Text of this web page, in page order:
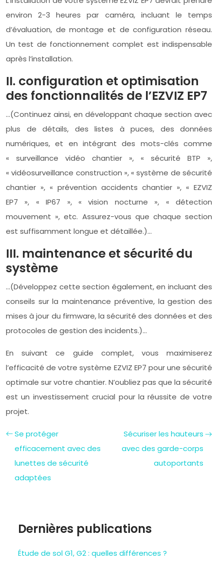
environ 2-3 heures par caméra, incluant le temps
d’évaluation, de montage et de configuration réseau.
Un test de fonctionnement complet est indispensable
après l’installation.
II. configuration et optimisation
des fonctionnalités de l’EZVIZ EP7
…(Continuez ainsi, en développant chaque section avec
plus de détails, des listes à puces, des données
numériques, et en intégrant des mots-clés comme
« surveillance vidéo chantier », « sécurité BTP »,
« vidéosurveillance construction », « système de sécurité
chantier », « prévention accidents chantier », « EZVIZ
EP7 », « IP67 », « vision nocturne », « détection
mouvement », etc. Assurez-vous que chaque section
est suffisamment longue et détaillée.)…
III. maintenance et sécurité du
système
…(Développez cette section également, en incluant des
conseils sur la maintenance préventive, la gestion des
mises à jour du firmware, la sécurité des données et des
protocoles de gestion des incidents.)…
En suivant ce guide complet, vous maximiserez
l’efficacité de votre système EZVIZ EP7 pour une sécurité
optimale sur votre chantier. N’oubliez pas que la sécurité
est un investissement crucial pour la réussite de votre
projet.
Se protéger
efficacement avec des
lunettes de sécurité
adaptées
Sécuriser les hauteurs
avec des garde-corps
autoportants
Dernières publications
Étude de sol G1, G2 : quelles différences ?